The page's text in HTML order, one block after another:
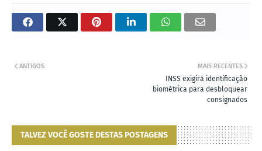
MAIS RECENTES
INSS exigirá identificação
biométrica para desbloquear
consignados
ANTIGOS
TALVEZ VOCÊ GOSTE DESTAS POSTAGENS